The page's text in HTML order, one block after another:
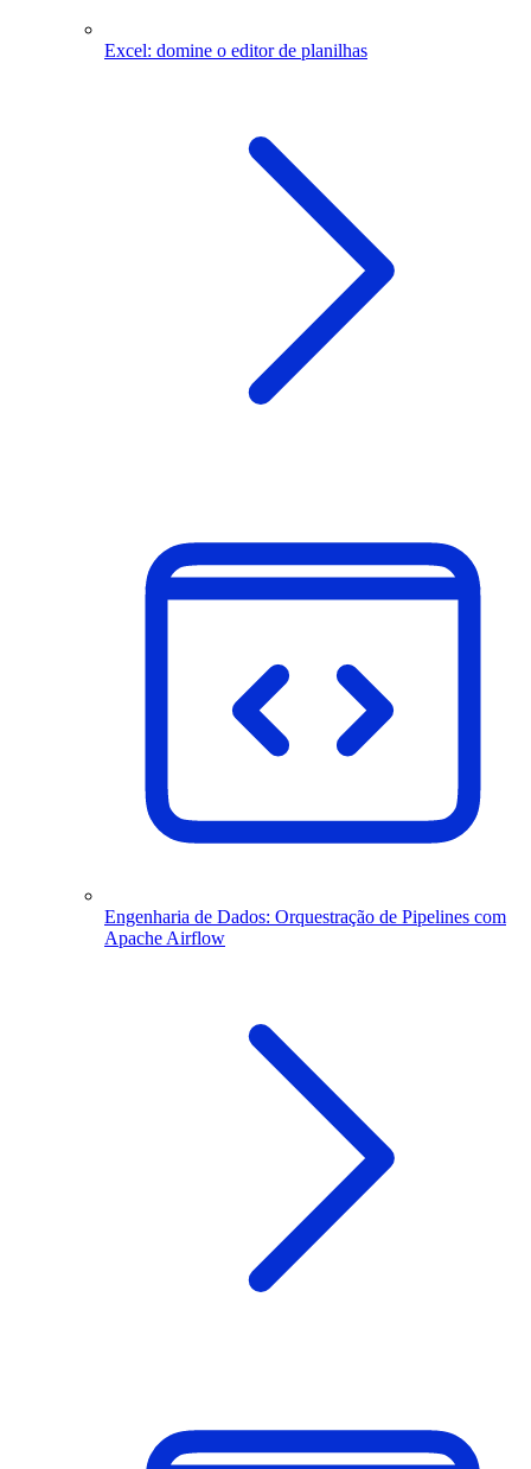
Excel: domine o editor de planilhas
Engenharia de Dados: Orquestração de Pipelines com
Apache Airflow